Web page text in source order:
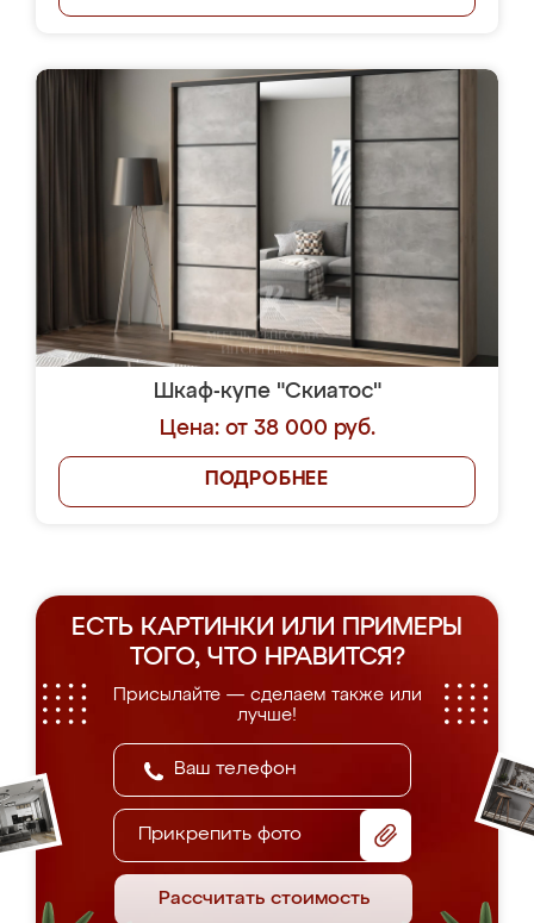
Шкаф-купе "Скиатос"
Цена: от 38 000 руб.
ПОДРОБНЕЕ
ЕСТЬ КАРТИНКИ ИЛИ ПРИМЕРЫ
ТОГО, ЧТО НРАВИТСЯ?
Присылайте — сделаем также или
лучше!
Прикрепить фото
Рассчитать стоимость